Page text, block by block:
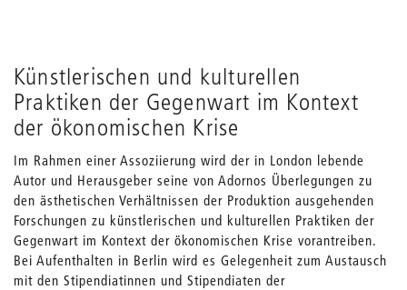
Künstlerischen und kulturellen
Praktiken der Gegenwart im Kontext
der ökonomischen Krise
Im Rahmen einer Assoziierung wird der in London lebende
Autor und Herausgeber seine von Adornos Überlegungen zu
den ästhetischen Verhältnissen der Produktion ausgehenden
Forschungen zu künstlerischen und kulturellen Praktiken der
Gegenwart im Kontext der ökonomischen Krise vorantreiben.
Bei Aufenthalten in Berlin wird es Gelegenheit zum Austausch
mit den Stipendiatinnen und Stipendiaten der